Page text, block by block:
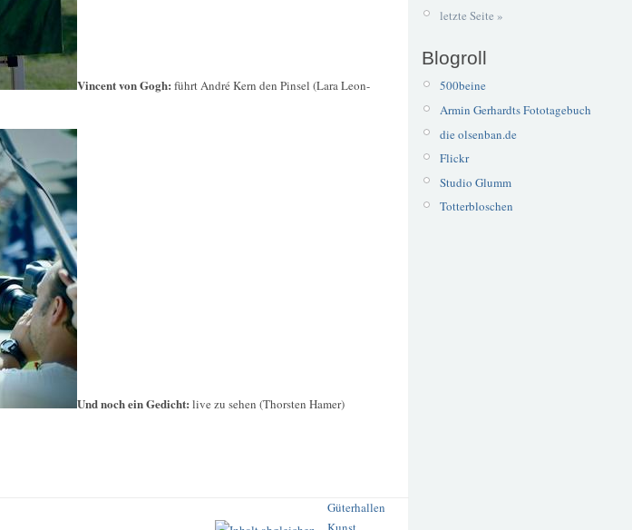
Vincent von Gogh: führt André Kern den Pinsel (Lara Leon-
Und noch ein Gedicht: live zu sehen (Thorsten Hamer)
Güterhallen
letzte Seite »
Blogroll
500beine
Armin Gerhardts Fototagebuch
die olsenban.de
Flickr
Studio Glumm
Totterbloschen